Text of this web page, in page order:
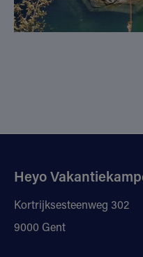
Heyo
Kortrijksesteenweg 302
9000 Gent